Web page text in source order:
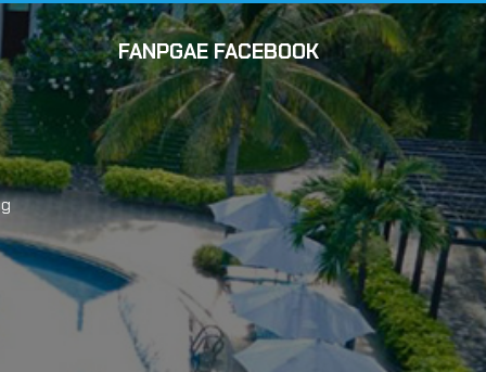
FANPGAE FACEBOOK